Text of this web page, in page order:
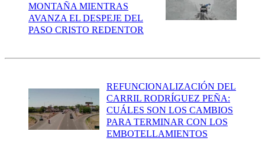
MONTAÑA MIENTRAS
AVANZA EL DESPEJE DEL
PASO CRISTO REDENTOR
REFUNCIONALIZACIÓN DEL
CARRIL RODRÍGUEZ PEÑA:
CUÁLES SON LOS CAMBIOS
PARA TERMINAR CON LOS
EMBOTELLAMIENTOS